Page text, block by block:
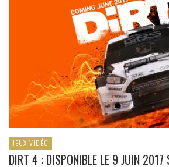
JEUX VIDÉO
DIRT 4 : DISPONIBLE LE 9 JUIN 2017